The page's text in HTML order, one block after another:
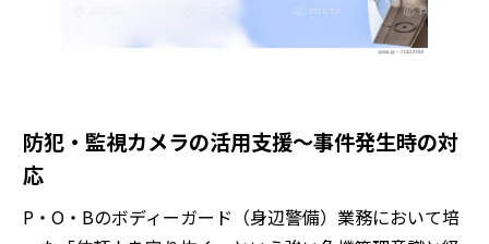
防犯・監視カメラの活用支援〜事件発生時の対
応
P・O・Bのボディーガード（身辺警備）業務において培